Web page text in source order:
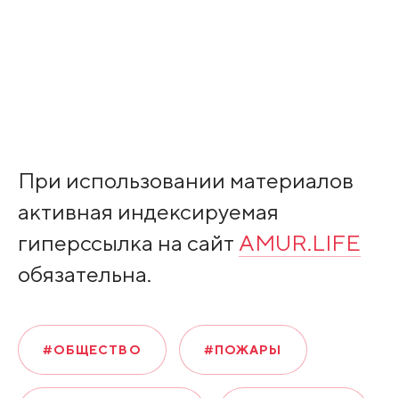
При использовании материалов
активная индексируемая
гиперссылка на сайт AMUR.LIFE
обязательна.
#ОБЩЕСТВО #ПОЖАРЫ